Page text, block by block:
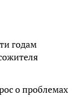
годам
о проблемах